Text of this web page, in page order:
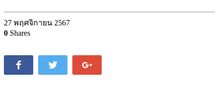
27 พฤศจิกายน 2567
0 Shares